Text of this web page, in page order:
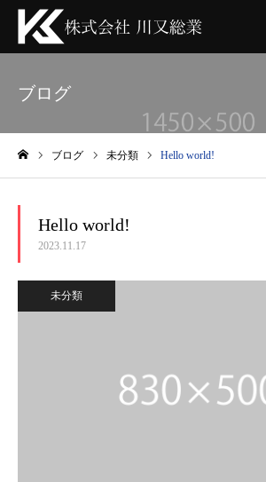
ブログ
ブログ 未分類 Hello world!
Hello world!
2023.11.17
未分類